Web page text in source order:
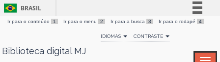
Skip
BRASIL
Simplifique!
Comunica BR
Ir para o conteúdo 1 Ir para o menu 2 Ir para a busca 3 Ir para o rodapé 4
IDIOMAS CONTRASTE
Biblioteca digital MJ